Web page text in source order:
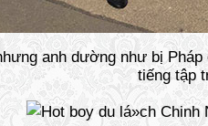
anh dường như bị
tiếng tập